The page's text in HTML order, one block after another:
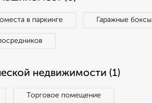
в паркинге Гаражные боксы
недвижимости (1)
Торговое помещение